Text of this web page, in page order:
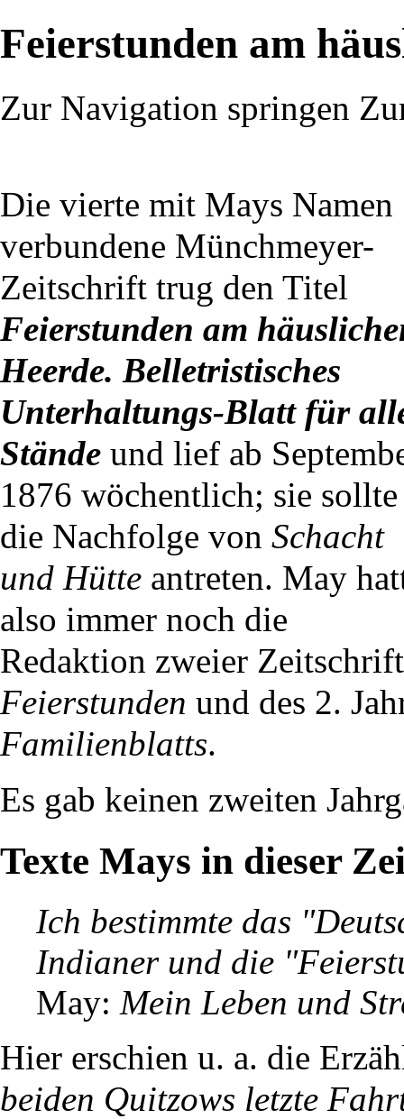
Feierstunden am
Zur Navigation springen
Die vierte mit Mays Namen
verbundene Münchmeyer-
Zeitschrift trug den Titel
Feierstunden am
Heerde. Belletristisches
Unterhaltungs-Blatt für
Stände und lief ab
1876 wöchentlich; sie sollte
die Nachfolge von Schacht
und Hütte antreten. May
also immer noch die
Redaktion zweier
Feierstunden und des 2.
Familienblatts.
Es gab keinen zweiten
Texte Mays in dieser
Ich bestimmte das
Indianer und die
May: Mein Leben und
Hier erschien u. a. die
beiden Quitzows letzte